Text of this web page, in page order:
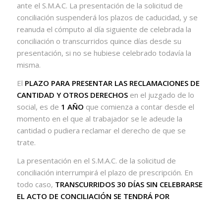
ante el S.M.A.C. La presentación de la solicitud de
conciliación suspenderá los plazos de caducidad, y se
reanuda el cómputo al día siguiente de celebrada la
conciliación o transcurridos quince días desde su
presentación, si no se hubiese celebrado todavía la
misma.
El PLAZO PARA PRESENTAR LAS RECLAMACIONES DE
CANTIDAD Y OTROS DERECHOSen el juzgado de lo
social, es de 1 AÑO que comienza a contar desde el
momento en el que al trabajador se le adeude la
cantidad o pudiera reclamar el derecho de que se
trate.
La presentación en el S.M.A.C. de la solicitud de
conciliación interrumpirá el plazo de prescripción. En
todo caso, TRANSCURRIDOS 30 DÍAS SIN CELEBRARSE
EL ACTO DE CONCILIACIÓN SE TENDRÁ POR